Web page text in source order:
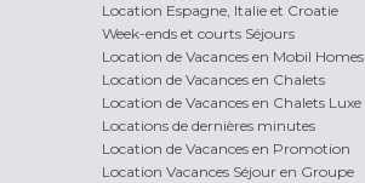
Location Espagne, Italie et Croatie
Week-ends et courts Séjours
Location de Vacances en Mobil Homes
Location de Vacances en Chalets
Location de Vacances en Chalets Luxe
Locations de dernières minutes
Location de Vacances en Promotion
Location Vacances Séjour en Groupe